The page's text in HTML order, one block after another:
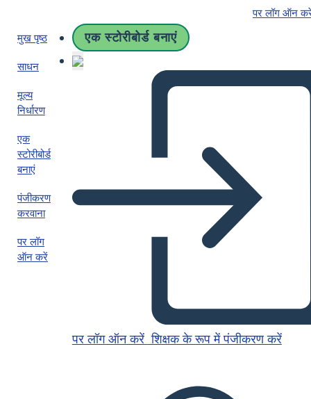
पर लॉग ऑन
मुख पृष्ठ
साधन
मूल्य
निर्धारण
एक
स्टोरीबोर्ड
बनाएं
पंजीकरण
करवाना
पर लॉग
ऑन करें
एक स्टोरीबोर्ड बनाएं
पर लॉग ऑन करें शिक्षक के रूप में पंजीकरण करें